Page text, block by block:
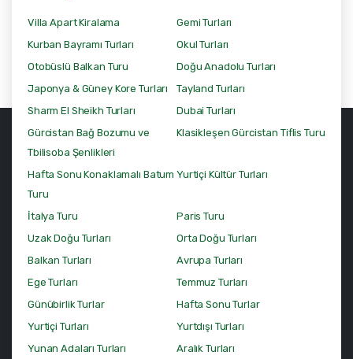
Villa Apart Kiralama
Gemi Turları
Kurban Bayramı Turları
Okul Turları
Otobüslü Balkan Turu
Doğu Anadolu Turları
Japonya & Güney Kore Turları
Tayland Turları
Sharm El Sheikh Turları
Dubai Turları
Gürcistan Bağ Bozumu ve
Tbilisoba Şenlikleri
Klasikleşen Gürcistan Tiflis Turu
Hafta Sonu Konaklamalı Batum
Turu
Yurtiçi Kültür Turları
İtalya Turu
Paris Turu
Uzak Doğu Turları
Orta Doğu Turları
Balkan Turları
Avrupa Turları
Ege Turları
Temmuz Turları
Günübirlik Turlar
Hafta Sonu Turlar
Yurtiçi Turları
Yurtdışı Turları
Yunan Adaları Turları
Aralık Turları